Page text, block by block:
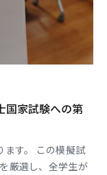
国家試験への第
ます。 この模擬試
厳選し、全学生が